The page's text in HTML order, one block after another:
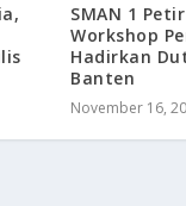
SMAN 1
Workshop
Hadirkan
Banten
November 16,